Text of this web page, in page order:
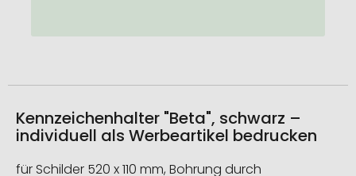
Kennzeichenhalter "Beta", schwarz –
individuell als Werbeartikel bedrucken
für Schilder 520 x 110 mm, Bohrung durch